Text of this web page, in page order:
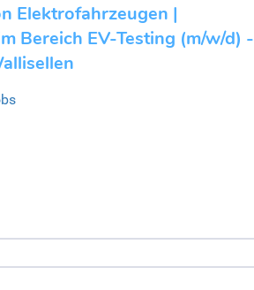
Elektrofahrzeugen |
Bereich EV-Testing (m/w/d) -